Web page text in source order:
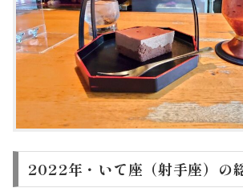
2022年・いて座（射手座）の